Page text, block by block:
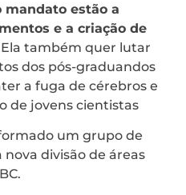
mandato estão a
e a criação de
Ela também quer lutar
dos pós-graduandos
a fuga de cérebros e
de jovens cientistas
um grupo de
divisão de áreas